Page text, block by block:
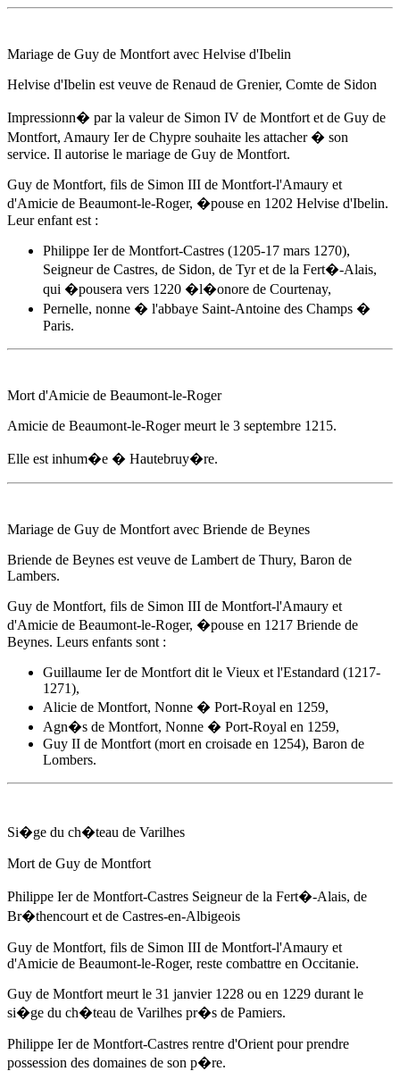
Mariage de Guy de Montfort avec Helvise d'Ibelin
Helvise d'Ibelin est veuve de Renaud de Grenier, Comte de Sidon
Impressionn� par la valeur de Simon IV de Montfort et de Guy de
Montfort, Amaury Ier de Chypre souhaite les attacher � son
service. Il autorise le mariage de Guy de Montfort.
Guy de Montfort, fils de Simon III de Montfort-l'Amaury et
d'Amicie de Beaumont-le-Roger, �pouse en 1202 Helvise d'Ibelin.
Leur enfant est :
Philippe Ier de Montfort-Castres (1205-17 mars 1270),
Seigneur de Castres, de Sidon, de Tyr et de la Fert�-Alais,
qui �pousera vers 1220 �l�onore de Courtenay,
Pernelle, nonne � l'abbaye Saint-Antoine des Champs �
Paris.
Mort d'Amicie de Beaumont-le-Roger
Amicie de Beaumont-le-Rogermeurt le 3 septembre 1215.
Elle est inhum�e � Hautebruy�re.
Mariage de Guy de Montfort avec Briende de Beynes
Briende de Beynes est veuve de Lambert de Thury, Baron de
Lambers.
Guy de Montfort, fils de Simon III de Montfort-l'Amaury et
d'Amicie de Beaumont-le-Roger, �pouse en 1217 Briende de
Beynes. Leurs enfants sont :
Guillaume Ier de Montfort dit le Vieux et l'Estandard (1217-
1271),
Alicie de Montfort, Nonne � Port-Royal en 1259,
Agn�s de Montfort, Nonne � Port-Royal en 1259,
Guy II de Montfort (mort en croisade en 1254), Baron de
Lombers.
Si�ge du ch�teau de Varilhes
Mort de Guy de Montfort
Philippe Ier de Montfort-Castres Seigneur de la Fert�-Alais, de
Br�thencourt et de Castres-en-Albigeois
Guy de Montfort, fils de Simon III de Montfort-l'Amaury et
d'Amicie de Beaumont-le-Roger, reste combattre en Occitanie.
Guy de Montfort meurt le 31 janvier 1228 ou en 1229 durant le
si�ge du ch�teau de Varilhes pr�s de Pamiers.
Philippe Ier de Montfort-Castres rentre d'Orient pour prendre
possession des domaines de son p�re.